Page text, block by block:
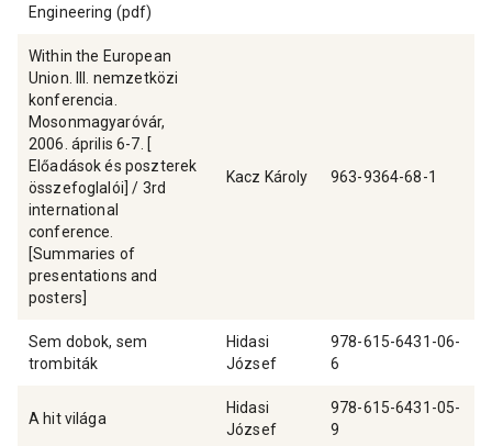
Engineering (pdf)
Within the European
Union. III. nemzetközi
konferencia.
Mosonmagyaróvár,
2006. április 6-7. [
Előadások és poszterek
összefoglalói] / 3rd
international
conference.
[Summaries of
presentations and
posters]
Kacz Károly 963-9364-68-1
Sem dobok, sem
trombiták
Hidasi
József
978-615-6431-06-
6
A hit világa
Hidasi
József
978-615-6431-05-
9